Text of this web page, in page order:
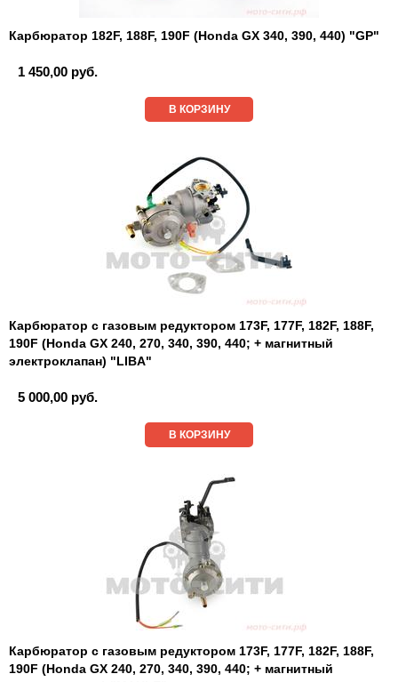
Карбюратор 182F, 188F, 190F (Honda GX 340, 390, 440) "GP"
1 450,00 руб.
В КОРЗИНУ
Карбюратор с газовым редуктором 173F, 177F, 182F, 188F,
190F (Honda GX 240, 270, 340, 390, 440; + магнитный
электроклапан) "LIBA"
5 000,00 руб.
В КОРЗИНУ
Карбюратор с газовым редуктором 173F, 177F, 182F, 188F,
190F (Honda GX 240, 270, 340, 390, 440; + магнитный